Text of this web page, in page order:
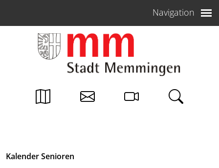
Navigation
Kalender Senioren